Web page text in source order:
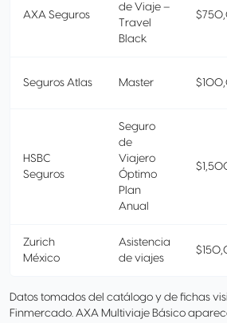
AXA Seguros
de Viaje –
Travel
Black
Seguros Atlas Master
HSBC
Seguros
Seguro
de
Viajero
Óptimo
Plan
Anual
Zurich
México
Asistencia
de viajes
Datos tomados del catálogo y de fichas
Finmercado. AXA Multiviaje Básico